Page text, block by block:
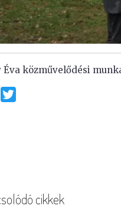
Éva közművelődési
Facebook
cikkek